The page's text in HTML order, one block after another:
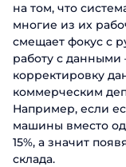
на том, что
многие из их
смещает фокус с
работу с данными
корректировку
коммерческим
Например, если
машины вместо
15%, а значит
склада.